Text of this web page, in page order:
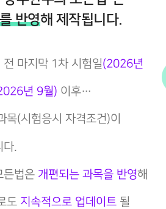
반영해 제작됩니다.
마지막 1차 시험일(2026년
년 9월) 이후…
목(시험응시 자격조건)이
다.
든법은 개편되는 과목을 반영해
도 지속적으로 업데이트 될